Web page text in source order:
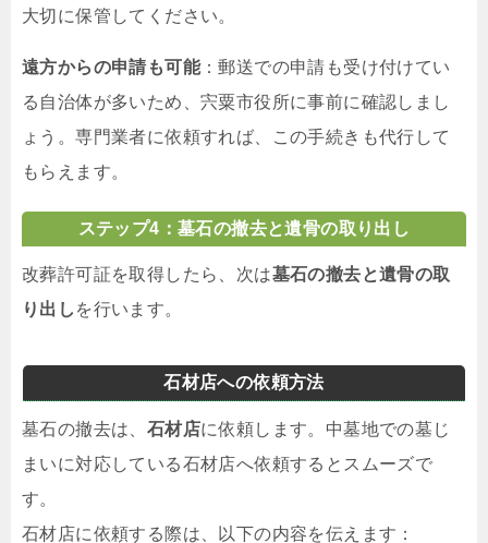
大切に保管してください。
遠方からの申請も可能：郵送での申請も受け付けてい
る自治体が多いため、宍粟市役所に事前に確認しまし
ょう。専門業者に依頼すれば、この手続きも代行して
もらえます。
ステップ4：墓石の撤去と遺骨の取り出し
改葬許可証を取得したら、次は墓石の撤去と遺骨の取
り出し を行います。
石材店への依頼方法
墓石の撤去は、 石材店に依頼します。中墓地での墓じ
まいに対応している石材店へ依頼するとスムーズで
す。
石材店に依頼する際は、以下の内容を伝えます：